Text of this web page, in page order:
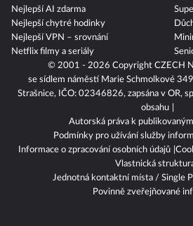
Nejlepší AI zdarma
Nejlepší chytré hodinky
Nejlepší VPN – srovnání
Netflix filmy a seriály
© 2001 - 2026 Copyright CZECH
se sídlem náměstí Marie Schmolkové
Strašnice, IČO: 02346826, zapsána v OR,
obsahu
Autorská práva k
Podmínky pro užívání služby
Informace o zpracování osobních údajů
Vlastnická
Jednotná kontaktní místa / Single
Povinně zveřejňované